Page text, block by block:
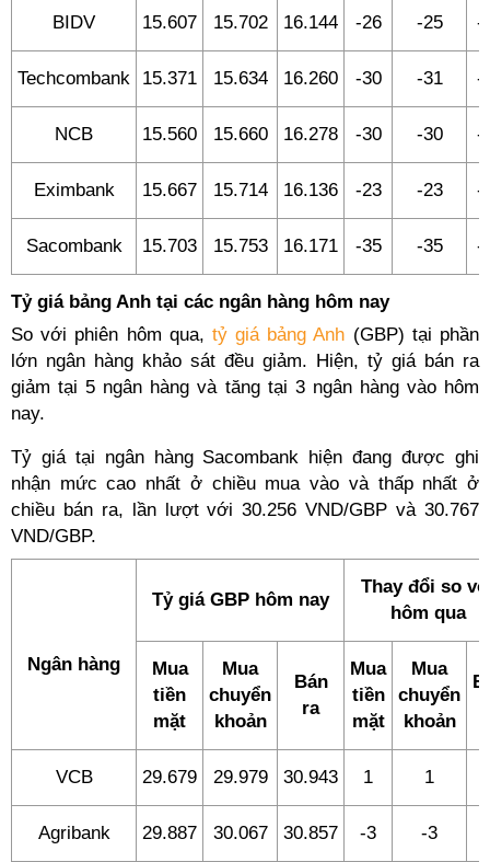
BIDV 15.607 15.702 16.144 -26 -25 -
Techcombank 15.371 15.634 16.260 -30 -31 -
NCB 15.560 15.660 16.278 -30 -30 -
Eximbank 15.667 15.714 16.136 -23 -23 -
Sacombank 15.703 15.753 16.171 -35 -35 -
Tỷ giá bảng Anh tại các ngân hàng hôm nay
So với phiên hôm qua, tỷ giá bảng Anh (GBP) tại phần
lớn ngân hàng khảo sát đều giảm. Hiện, tỷ giá bán ra
giảm tại 5 ngân hàng và tăng tại 3 ngân hàng vào hôm
nay.
Tỷ giá tại ngân hàng Sacombank hiện đang được ghi
nhận mức cao nhất ở chiều mua vào và thấp nhất ở
chiều bán ra, lần lượt với 30.256 VND/GBP và 30.767
VND/GBP.
Ngân hàng
Tỷ giá GBP hôm nay
Thay đổi so
hôm qua
Mua
tiền
mặt
Mua
chuyển
khoản
Bán
ra
Mua
tiền
mặt
Mua
chuyển
khoản
VCB 29.679 29.979 30.943 1 1
Agribank 29.887 30.067 30.857 -3 -3